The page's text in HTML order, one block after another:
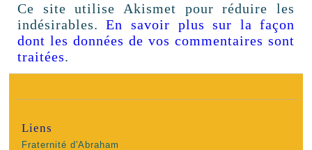
Ce site utilise Akismet pour réduire les
indésirables.En savoir plus sur la façon
dont les données de vos commentaires sont
traitées.
Liens
Fraternité d'Abraham